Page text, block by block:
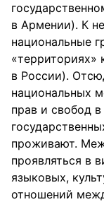
в Армении). К
национальные
«территориях»
в России).
национальных
прав и свобод
проживают.
проявляться в
языковых,
отношений